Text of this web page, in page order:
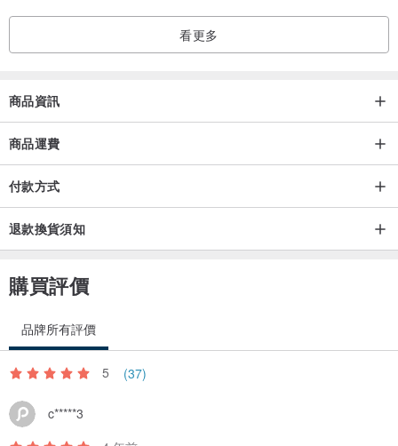
看更多
商品資訊
商品運費
付款方式
退款換貨須知
購買評價
品牌所有評價
5 (37)
c*****3